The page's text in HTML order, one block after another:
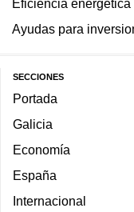
Eficiencia energética
Ayudas para
SECCIONES
Portada
Galicia
Economía
España
Internacional